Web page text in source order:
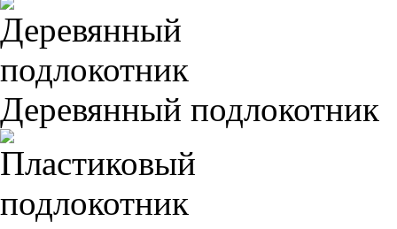
Деревянный подлокотник